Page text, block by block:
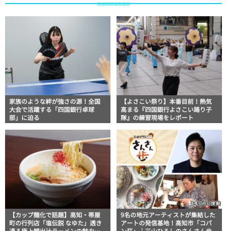
家族のような絆が強さの源！全国
大会で活躍する「四国銀行卓球
部」に迫る
【よさこい祭り】本番目前！熱気
高まる『四国銀行よさこい踊り子
隊』の練習現場をレポート
【カップ麺化で話題】高知・帯屋
町の行列店「塩伝説 なゆた」透き
9名の地元アーティストが集結した
アートの発信基地！高知市「コパ